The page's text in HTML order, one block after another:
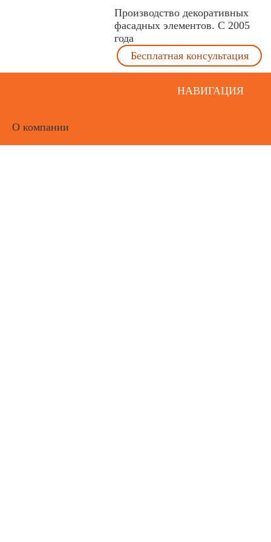
Производство декоративных
фасадных элементов. С 2005
года
Бесплатная консультация
НАВИГАЦИЯ
О компании